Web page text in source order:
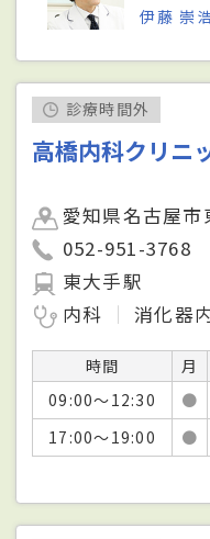
伊藤 崇
診療時間外
高橋内科クリニ
愛知県名古屋
052-951-3768
東大手駅
内科
消化器
時間 月
09:00～12:30
●
17:00～19:00
●